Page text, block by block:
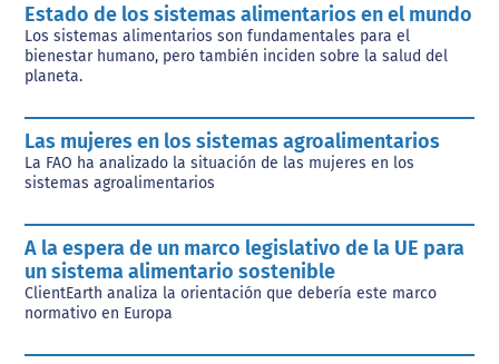
Estado de los sistemas alimentarios en el mundo
Los sistemas alimentarios son fundamentales para el
bienestar humano, pero también inciden sobre la salud del
planeta.
Las mujeres en los sistemas agroalimentarios
La FAO ha analizado la situación de las mujeres en los
sistemas agroalimentarios
A la espera de un marco legislativo de la UE para
un sistema alimentario sostenible
ClientEarth analiza la orientación que debería este marco
normativo en Europa